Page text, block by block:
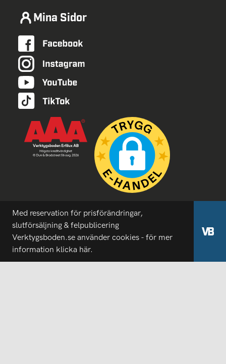
Mina Sidor
Med reservation för prisförändringar,
slutförsäljning & felpublicering
Verktygsboden.se använder cookies - för mer
information klicka här.